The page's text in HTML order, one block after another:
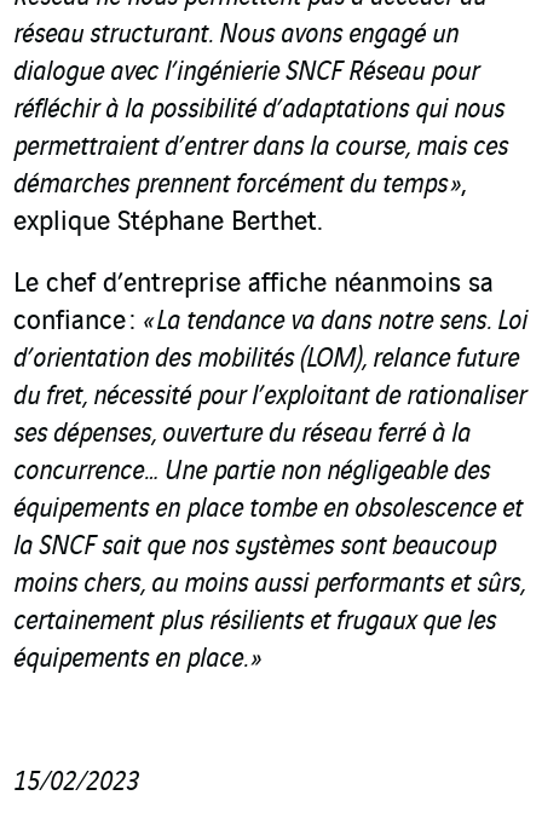
réseau structurant. Nous avons engagé un
dialogue avec l’ingénierie SNCF Réseau pour
réfléchir à la possibilité d’adaptations qui nous
permettraient d’entrer dans la course, mais ces
démarches prennent forcément du temps »,
explique Stéphane Berthet.
Le chef d’entreprise affiche néanmoins sa
confiance : «La tendance va dans notre sens. Loi
d’orientation des mobilités (LOM), relance future
du fret, nécessité pour l’exploitant de rationaliser
ses dépenses, ouverture du réseau ferré à la
concurrence… Une partie non négligeable des
équipements en place tombe en obsolescence et
la SNCF sait que nos systèmes sont beaucoup
moins chers, au moins aussi performants et sûrs,
certainement plus résilients et frugaux que les
équipements en place.»
15/02/2023